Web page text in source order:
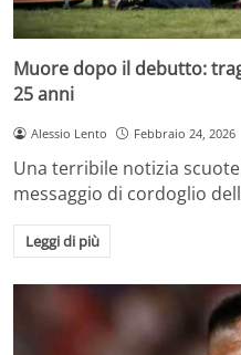
Muore dopo il debutto:
25 anni
Alessio Lento Febbraio 24, 2026
Una terribile notizia
messaggio di cordoglio
Leggi di più